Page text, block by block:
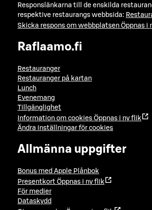
Responslänkarna till de enskilda
respektive restaurangs webbsida:
Skicka respons om webbplatsen Öppnas i
Raflaamo.fi
Restauranger
Restauranger på kartan
Lunch
Evenemang
Tillgänglighet
Information om cookies Öppnas i ny flik
Ändra inställningar för cookies
Allmänna uppgifter
Bonus med Apple Plånbok
Presentkort Öppnas i ny flik
För medier
Dataskydd